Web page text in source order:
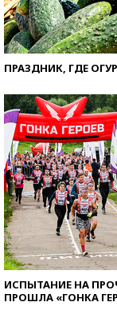
ПРАЗДНИК, ГДЕ
ИСПЫТАНИЕ НА
ПРОШЛА «ГОНКА